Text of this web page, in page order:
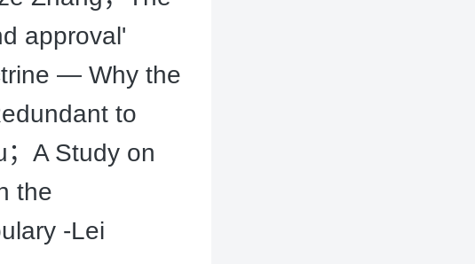
approval'
— Why the
to
A Study on
the
-Lei